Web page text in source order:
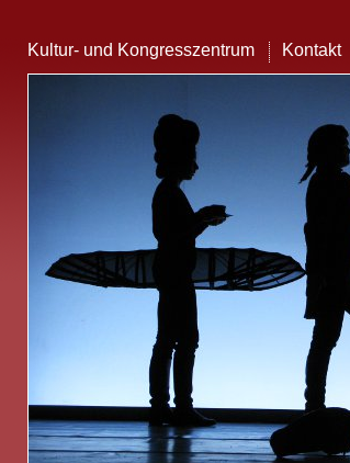
Kultur- und Kongresszentrum Kontakt